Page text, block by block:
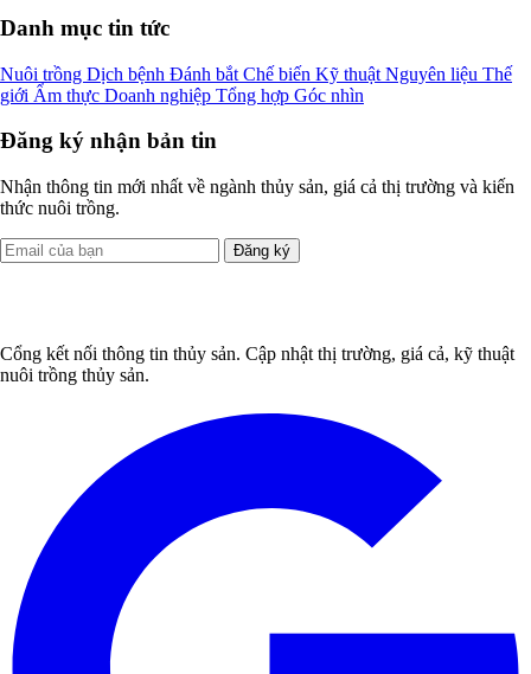
Danh mục tin tức
Nuôi trồng Dịch bệnh Đánh bắt Chế biến Kỹ thuật Nguyên liệu Thế
giới Ẩm thực Doanh nghiệp Tổng hợp Góc nhìn
Đăng ký nhận bản tin
Nhận thông tin mới nhất về ngành thủy sản, giá cả thị trường và kiến
thức nuôi trồng.
Đăng ký
Cổng kết nối thông tin thủy sản. Cập nhật thị trường, giá cả, kỹ thuật
nuôi trồng thủy sản.